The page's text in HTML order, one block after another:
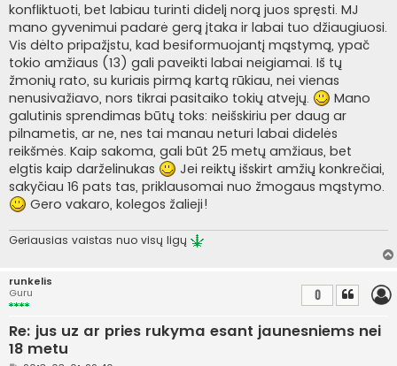
konfliktuoti, bet labiau turinti didelį norą juos spręsti. MJ
mano gyvenimui padarė gerą įtaka ir labai tuo džiaugiuosi.
Vis dėlto pripažįstu, kad besiformuojantį mąstymą, ypač
tokio amžiaus (13) gali paveikti labai neigiamai. Iš tų
žmonių rato, su kuriais pirmą kartą rūkiau, nei vienas
nenusivažiavo, nors tikrai pasitaiko tokių atvejų.
Mano
galutinis sprendimas būtų toks: neišskiriu per daug ar
pilnametis, ar ne, nes tai manau neturi labai didelės
reikšmės. Kaip sakoma, gali būt 25 metų amžiaus, bet
elgtis kaip darželinukas
Jei reiktų išskirt amžių konkrečiai,
sakyčiau 16 pats tas, priklausomai nuo žmogaus mąstymo.
Gero vakaro, kolegos žalieji!
Geriausias vaistas nuo visų ligų
runkelis
Guru
Re: jus uz ar pries rukyma esant jaunesniems nei
18 metu
0